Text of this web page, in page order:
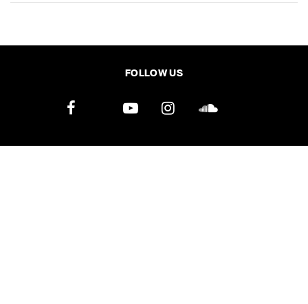
FOLLOW US